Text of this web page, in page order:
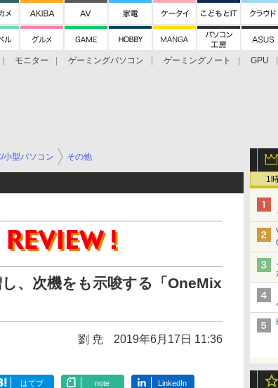
モニター ゲーミングパソコン ゲーミングノート
GPU
1
小型パソコン その他
、次機をも示唆する「OneMix
劉 尭 2019年6月17日 11:36
はてブ note LinkedIn